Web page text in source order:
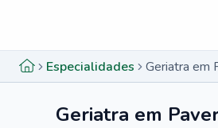
Especialidades Geriatra em
Geriatra em